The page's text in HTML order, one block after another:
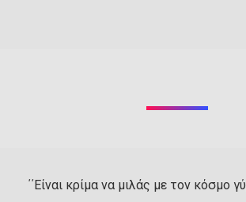
΄΄Είναι κρίμα να μιλάς με τον κόσμο